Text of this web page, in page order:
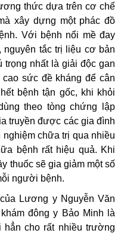
thức dựa trên cơ chế
xây dựng một phác đồ
Với bệnh nổi mề đay
nguyên tắc trị liệu cơ bản
trọng nhất là giải độc gan
sức đề kháng để cân
bệnh tận gốc, khi khỏi
theo tòng chứng lập
truyền được các gia đình
chữa trị qua nhiều
bệnh rất hiệu quả. Khi
thuốc sẽ gia giảm một số
người bệnh.
Lương y Nguyễn Văn
đông y Bảo Minh là
hẳn cho rất nhiều trường